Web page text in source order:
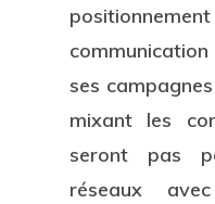
ses
mixant les
seront pas
réseaux